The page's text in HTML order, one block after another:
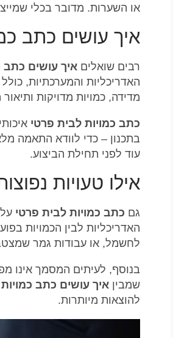
או השערות. מדובר בכלי
איך עושים כתב
רבים שואלים איך עושים כתב
האדריכליות והמערכתיות,
מדידה, כמויות מדויקות
כתב כמויות לבית פרטי
בתכנון – כדי לוודא התאמה
עוד לפני תחילת הביצוע.
אילו טעויות
גם כתב כמויות לבית פרטי
האדריכליות לבין הכמויות
לחשמל, או עבודות גמר
בנוסף, לעיתים המסמך אינו
שמבין איך עושים כתב כמויות
להוצאות מיותרות.